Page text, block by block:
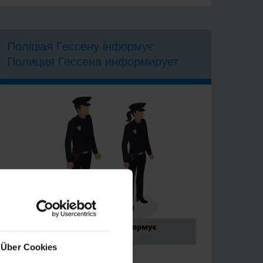
Über Cookies
Поліціая Гессену інформує
Полиция Гессена информирует